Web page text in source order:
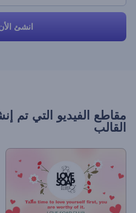
انشئ
مقاطع الفيديو التي تم
القالب